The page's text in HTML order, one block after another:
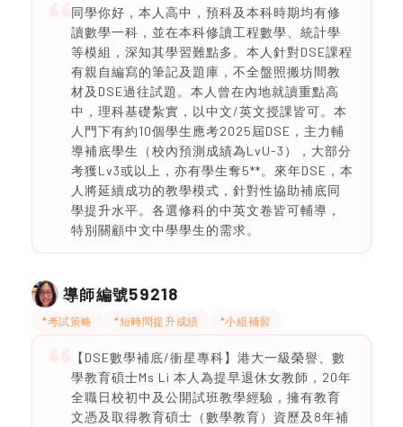
同學你好，本人高中，預科及本科時期均有修
讀數學一科，並在本科修讀工程數學、統計學
等模組，深知其學習難點多。本人針對DSE課程
有親自編寫的筆記及題庫，不全盤照搬坊間教
材及DSE過往試題。本人曾在內地就讀重點高
中，理科基礎紮實，以中文/英文授課皆可。本
人門下有約10個學生應考2025屆DSE，主力輔
導補底學生（校內預測成績為LvU-3），大部分
考獲Lv3或以上，亦有學生奪5**。來年DSE，本
人將延續成功的教學模式，針對性協助補底同
學提升水平。各選修科的中英文卷皆可輔導，
特別關顧中文中學學生的需求。
導師編號59218
*考試策略 *短時間提升成績 *小組補習
【DSE數學補底/衝星專科】港大一級榮譽、數
學教育碩士Ms Li 本人為提早退休女教師，20年
全職日校初中及公開試班教學經驗，擁有教育
文憑及取得教育碩士（數學教育）資歷及8年補